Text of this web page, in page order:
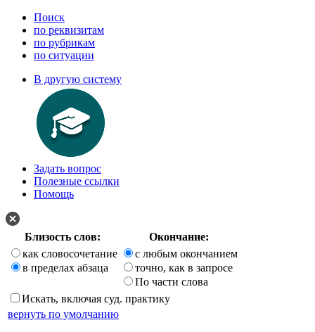
Поиск
по реквизитам
по рубрикам
по ситуации
В другую систему
Задать вопрос
Полезные ссылки
Помощь
Близость слов:
Окончание:
как словосочетание
в пределах абзаца
с любым окончанием
точно, как в запросе
По части слова
Искать, включая суд. практику
вернуть по умолчанию